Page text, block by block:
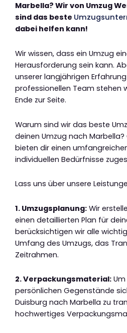
Marbella? Wir von Umzug
sind das beste
dabei helfen kann!
Wir wissen, dass ein Umzug
Herausforderung sein kann.
unserer langjährigen
professionellen Team stehen
Ende zur Seite.
Warum sind wir das beste
deinen Umzug nach
bieten dir einen
individuellen Bedürfnisse
Lass uns über unsere
1. Umzugsplanung: Wir
einen detaillierten Plan für
berücksichtigen wir alle
Umfang des Umzugs, das
Zeitrahmen.
2. Verpackungsmaterial:
persönlichen Gegenstände
Duisburg nach Marbella zu
hochwertiges